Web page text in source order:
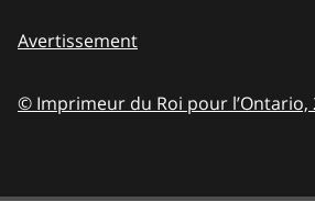
Avertissement
© Imprimeur du Roi pour l’Ontario,